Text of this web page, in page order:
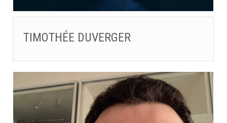
TIMOTHÉE DUVERGER